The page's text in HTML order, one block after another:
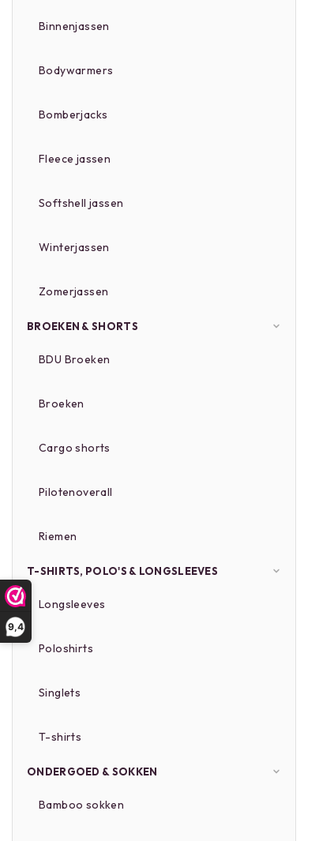
9,4
Binnenjassen
Bodywarmers
Bomberjacks
Fleece jassen
Softshell jassen
Winterjassen
Zomerjassen
BROEKEN & SHORTS
BDU Broeken
Broeken
Cargo shorts
Pilotenoverall
Riemen
T-SHIRTS, POLO'S & LONGSLEEVES
Longsleeves
Poloshirts
Singlets
T-shirts
ONDERGOED & SOKKEN
Bamboo sokken